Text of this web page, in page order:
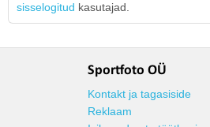
sisselogitud kasutajad.
Sportfoto OÜ
Kontakt ja tagasiside
Reklaam